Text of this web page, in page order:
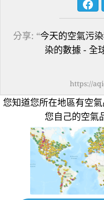
分享: “今天的空氣污
染的數據 - 全
https://
您知道您所在地區有空
您自己的空氣